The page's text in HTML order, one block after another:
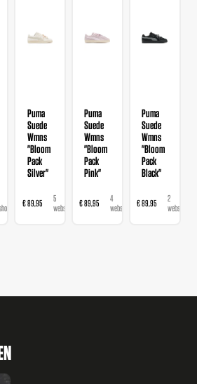
Puma
Suede
Wmns
"Bloom
Pack
Silver"
€ 89,95
5
webshops
Puma
Suede
Wmns
"Bloom
Pack
Pink"
€ 89,95
4
webshops
Puma
Suede
Wmns
"Bloom
Pack
Black"
€ 89,95
2
webshops